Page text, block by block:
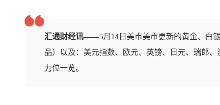
汇通财经讯——5月14日美市美市更新的黄金、白
品）以及：美元指数、欧元、英镑、日元、瑞郎
力位一览。